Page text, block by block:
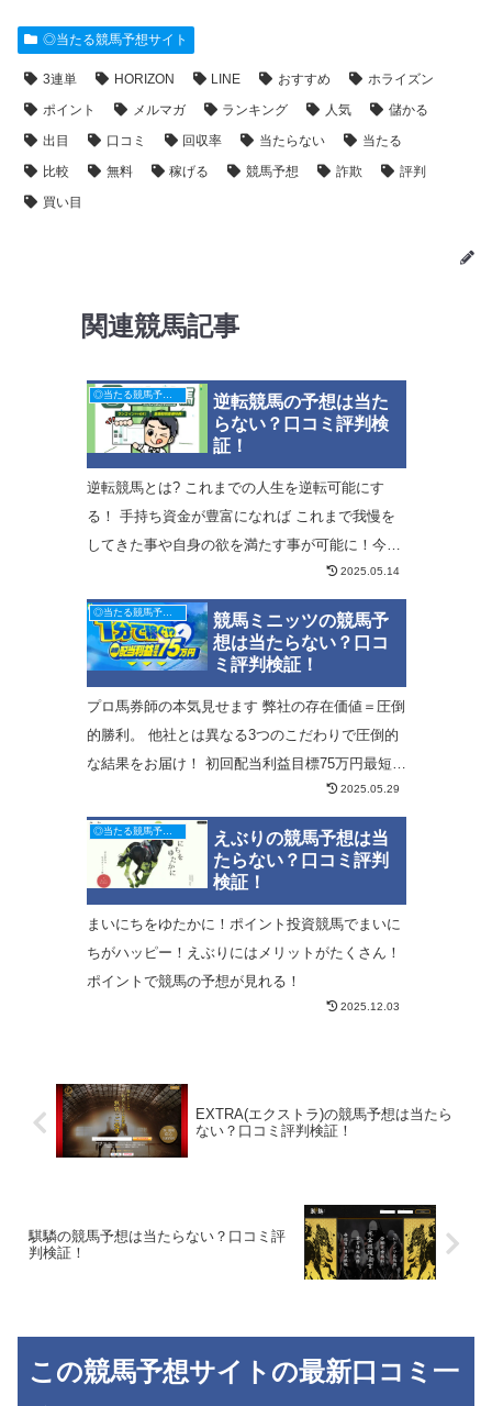
◎当たる競馬予想サイト
3連単 HORIZON LINE おすすめ
ホライズン
ポイント
メルマガ ランキング 人気
儲かる
出目
口コミ 回収率 当たらない
当たる
比較
無料 稼げる 競馬予想 詐欺
評判
買い目
関連競馬記事
◎当たる競馬予想サイト
逆転競馬の予想は当た
らない？口コミ評判検
証！
逆転競馬とは? これまでの人生を逆転可能にす
る！ 手持ち資金が豊富になれば これまで我慢を
してきた事や自身の欲を満たす事が可能に！今、
注目を集める競馬投資 競馬の醍醐味は高額配当！
配当金が明確！数分で勝負がつく！情報強者が断
然有利
2025.05.14
◎当たる競馬予想サイト
競馬ミニッツの競馬予
想は当たらない？口コ
ミ評判検証！
プロ馬券師の本気見せます 弊社の存在価値＝圧倒
的勝利。 他社とは異なる3つのこだわりで圧倒的
な結果をお届け！ 初回配当利益目標75万円最短1
分で目標達成 会員様を圧倒的勝ち組へと導きます
2025.05.29
えぶりの競馬予想は当
たらない？口コミ評判
検証！
まいにちをゆたかに！ポイント投資競馬でまいに
ちがハッピー！えぶりにはメリットがたくさん！
ポイントで競馬の予想が見れる！
2025.12.03
EXTRA(エクストラ)の競馬予想は当たら
ない？口コミ評判検証！
騏驎の競馬予想は当たらない？口コミ評
判検証！
この競馬予想サイトの最新口コミ一